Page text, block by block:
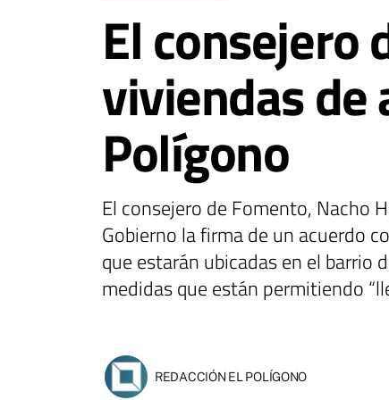
El consejero
viviendas
Polígono
El consejero de Fomento, Nacho
Gobierno la firma de un acuerdo
que estarán ubicadas en el barrio
medidas que están permitiendo
REDACCIÓN EL POLÍGONO